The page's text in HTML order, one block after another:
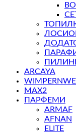
ARCAYA
MAX2
ПАРФЕМИ
ARMAF
AFNAN
ELITE